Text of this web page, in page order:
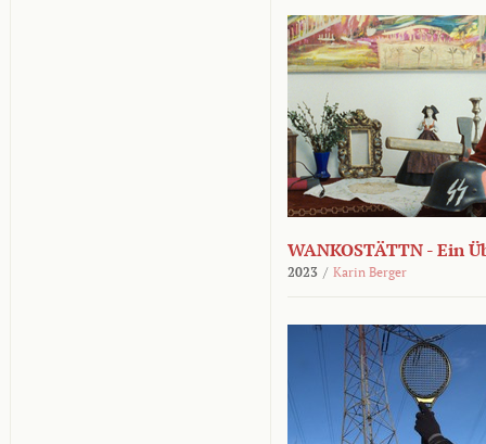
WANKOSTÄTTN - Ein
2023 / Karin Berger